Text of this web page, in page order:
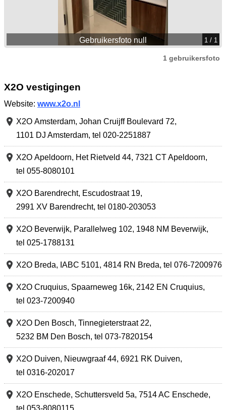
Gebruikersfoto null 1 / 1
1 gebruikersfoto
X2O vestigingen
Website: www.x2o.nl
X2O Amsterdam, Johan Cruijff Boulevard 72,
1101 DJ Amsterdam, tel 020-2251887
X2O Apeldoorn, Het Rietveld 44, 7321 CT Apeldoorn,
tel 055-8080101
X2O Barendrecht, Escudostraat 19,
2991 XV Barendrecht, tel 0180-203053
X2O Beverwijk, Parallelweg 102, 1948 NM Beverwijk,
tel 025-1788131
X2O Breda, IABC 5101, 4814 RN Breda, tel 076-7200976
X2O Cruquius, Spaarneweg 16k, 2142 EN Cruquius,
tel 023-7200940
X2O Den Bosch, Tinnegieterstraat 22,
5232 BM Den Bosch, tel 073-7820154
X2O Duiven, Nieuwgraaf 44, 6921 RK Duiven,
tel 0316-202017
X2O Enschede, Schuttersveld 5a, 7514 AC Enschede,
tel 053-8080115